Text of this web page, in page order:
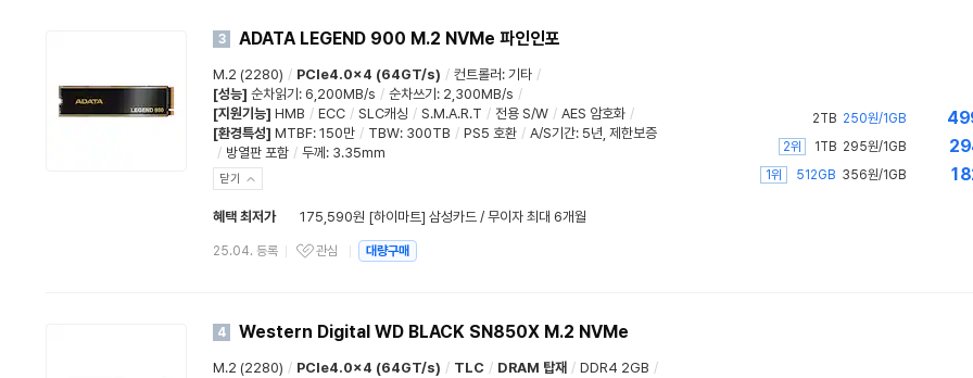
3 ADATA LEGEND 900 M.2 NVMe 파인인포
M.2 (2280) / PCIe4.0x4 (64GT/s) / 컨트롤러 : 기타 /
[성능] 순차읽기 : 6,200MB/s / 순차쓰기 : 2,300MB/s /
[지원기능] HMB / ECC / SLC캐싱 / S.M.A.R.T / 전용 S/W / AES 암호화 /
[환경특성] MTBF: 150만 / TBW: 300TB / PS5 호환 / A/S기간: 5년 제한보증
/ 방열판 포함 / 두께 : 3.35mm
닫기
혜택 최저가 175,590원 [하이마트] 삼성카드 / 무이자 최대 6개월
25.04. 등록 관심 대량구매
2TB 250원/1GB
2위 1TB 295원/1GB
1위 512GB 356원/1GB
4 Western Digital WD BLACK SN850X M.2 NVMe
M.2 (2280) / PCIe4.0x4 (64GT/s) / TLC / DRAM 탑재 / DDR4 2GB /